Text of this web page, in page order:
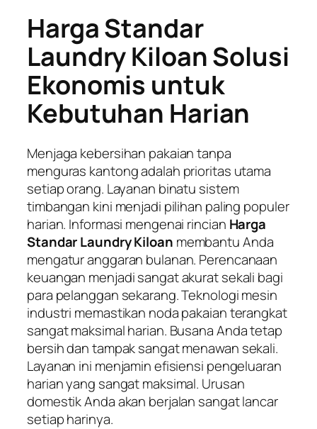
Harga Standar
Laundry Kiloan Solusi
Ekonomis untuk
Kebutuhan Harian
Menjaga kebersihan pakaian tanpa
menguras kantong adalah prioritas utama
setiap orang. Layanan binatu sistem
timbangan kini menjadi pilihan paling populer
harian. Informasi mengenai rincian Harga
Standar Laundry Kiloan membantu Anda
mengatur anggaran bulanan. Perencanaan
keuangan menjadi sangat akurat sekali bagi
para pelanggan sekarang. Teknologi mesin
industri memastikan noda pakaian terangkat
sangat maksimal harian. Busana Anda tetap
bersih dan tampak sangat menawan sekali.
Layanan ini menjamin efisiensi pengeluaran
harian yang sangat maksimal. Urusan
domestik Anda akan berjalan sangat lancar
setiap harinya.